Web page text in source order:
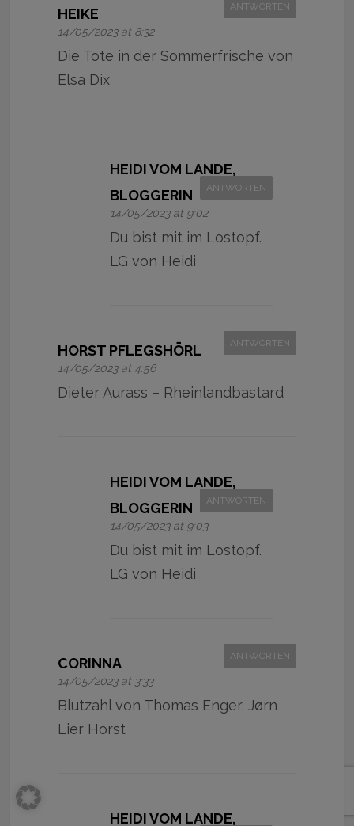
HEIKE
14/05/2023 at 8:32
ANTWORTEN
Die Tote in der Sommerfrische von
Elsa Dix
HEIDI VOM LANDE,
BLOGGERIN
14/05/2023 at 9:02
ANTWORTEN
Du bist mit im Lostopf.
LG von Heidi
HORST PFLEGSHÖRL
14/05/2023 at 4:56
ANTWORTEN
Dieter Aurass – Rheinlandbastard
HEIDI VOM LANDE,
BLOGGERIN
14/05/2023 at 9:03
ANTWORTEN
Du bist mit im Lostopf.
LG von Heidi
CORINNA
14/05/2023 at 3:33
ANTWORTEN
Blutzahl von Thomas Enger, Jørn
Lier Horst
HEIDI VOM LANDE,